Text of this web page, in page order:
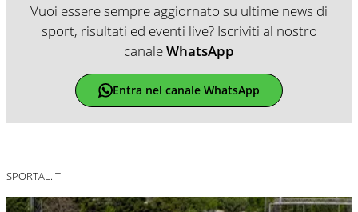
Vuoi essere sempre aggiornato su ultime news di
sport, risultati ed eventi live? Iscriviti al nostro
canaleWhatsApp
Entra nel canale WhatsApp
SPORTAL.IT